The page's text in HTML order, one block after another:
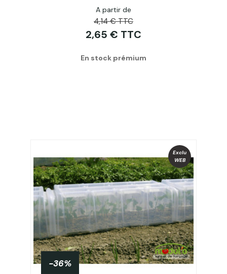
A partir de
4,14 € TTC
2,65 € TTC
En stock prémium
Exclu
WEB
-36%